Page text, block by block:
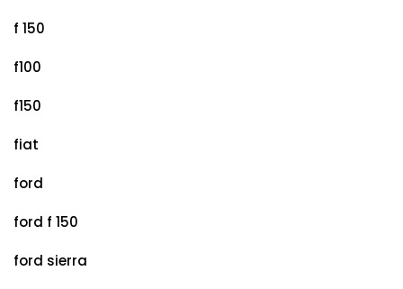
f 150
f100
f150
fiat
ford
ford f 150
ford sierra